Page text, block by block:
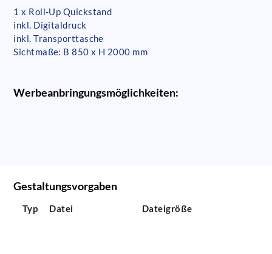
1 x Roll-Up Quickstand
inkl. Digitaldruck
inkl. Transporttasche
Sichtmaße: B 850 x H 2000 mm
Werbeanbringungsmöglichkeiten:
Gestaltungsvorgaben
Typ Datei Dateigröße